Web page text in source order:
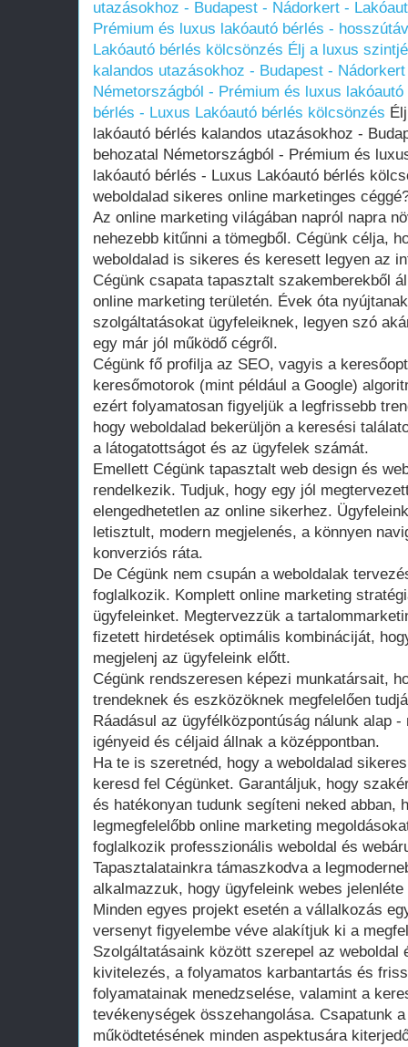
utazásokhoz - Budapest - Nádorkert -
Prémium és luxus lakóautó bérlés -
Lakóautó bérlés kölcsönzés Élj a luxus
kalandos utazásokhoz - Budapest -
Németországból - Prémium és luxus
bérlés - Luxus Lakóautó bérlés kölcsönzés
lakóautó bérlés kalandos utazásokhoz -
behozatal Németországból - Prémium és
lakóautó bérlés - Luxus Lakóautó bérlés
weboldalad sikeres online marketinges
Az online marketing világában napról napra
nehezebb kitűnni a tömegből. Cégünk célja,
weboldalad is sikeres és keresett legyen az
Cégünk csapata tapasztalt szakemberekből
online marketing területén. Évek óta
szolgáltatásokat ügyfeleiknek, legyen szó
egy már jól működő cégről.
Cégünk fő profilja az SEO, vagyis a
keresőmotorok (mint például a Google)
ezért folyamatosan figyeljük a legfrissebb
hogy weboldalad bekerüljön a keresési
a látogatottságot és az ügyfelek számát.
Emellett Cégünk tapasztalt web design és
rendelkezik. Tudjuk, hogy egy jól
elengedhetetlen az online sikerhez.
letisztult, modern megjelenés, a könnyen
konverziós ráta.
De Cégünk nem csupán a weboldalak
foglalkozik. Komplett online marketing
ügyfeleinket. Megtervezzük a
fizetett hirdetések optimális kombináciját,
megjelenj az ügyfeleink előtt.
Cégünk rendszeresen képezi munkatársait,
trendeknek és eszközöknek megfelelően
Ráadásul az ügyfélközpontúság nálunk alap
igényeid és céljaid állnak a középpontban.
Ha te is szeretnéd, hogy a weboldalad
keresd fel Cégünket. Garantáljuk, hogy
és hatékonyan tudunk segíteni neked abban,
legmegfelelőbb online marketing
foglalkozik professzionális weboldal és
Tapasztalatainkra támaszkodva a
alkalmazzuk, hogy ügyfeleink webes
Minden egyes projekt esetén a vállalkozás
versenyt figyelembe véve alakítjuk ki a
Szolgáltatásaink között szerepel az weboldal
kivitelezés, a folyamatos karbantartás és
folyamatainak menedzselése, valamint a
tevékenységek összehangolása. Csapatunk
működtetésének minden aspektusára